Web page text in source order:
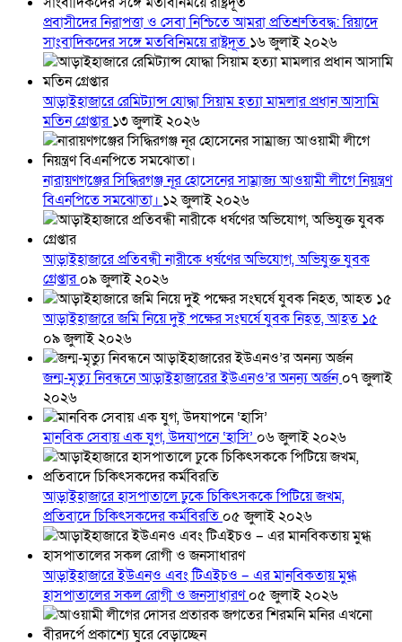
প্রবাসীদের নিরাপত্তা ও সেবা নিশ্চিতে আমরা প্রতিশ্রুতিবদ্ধ: রিয়াদে
সাংবাদিকদের সঙ্গে মতবিনিময়ে রাষ্ট্রদূত ১৬ জুলাই ২০২৬
আড়াইহাজারে রেমিট্যান্স যোদ্ধা সিয়াম হত্যা মামলার প্রধান আসামি
মতিন গ্রেপ্তার১৩ জুলাই ২০২৬
নারায়ণগঞ্জের সিদ্ধিরগঞ্জ নূর হোসেনের সাম্রাজ্য আওয়ামী লীগে নিয়ন্ত্রণ
বিএনপিতে সমঝোতা। ১২ জুলাই ২০২৬
আড়াইহাজারে প্রতিবন্ধী নারীকে ধর্ষণের অভিযোগ, অভিযুক্ত যুবক
গ্রেপ্তার০৯ জুলাই ২০২৬
আড়াইহাজারে জমি নিয়ে দুই পক্ষের সংঘর্ষে যুবক নিহত, আহত ১৫
০৯ জুলাই ২০২৬
জন্ম-মৃত্যু নিবন্ধনে আড়াইহাজারের ইউএনও’র অনন্য অর্জন০৭ জুলাই
২০২৬
মানবিক সেবায় এক যুগ, উদযাপনে ‘হাসি’ ০৬ জুলাই ২০২৬
আড়াইহাজারে হাসপাতালে ঢুকে চিকিৎসককে পিটিয়ে জখম,
প্রতিবাদে চিকিৎসকদের কর্মবিরতি ০৫ জুলাই ২০২৬
আড়াইহাজারে ইউএনও এবং টিএইচও – এর মানবিকতায় মুগ্ধ
হাসপাতালের সকল রোগী ও জনসাধারণ০৫ জুলাই ২০২৬